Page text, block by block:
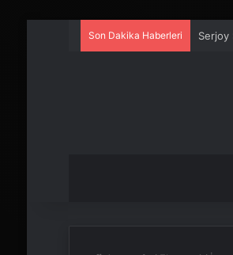
Son Dakika Haberleri